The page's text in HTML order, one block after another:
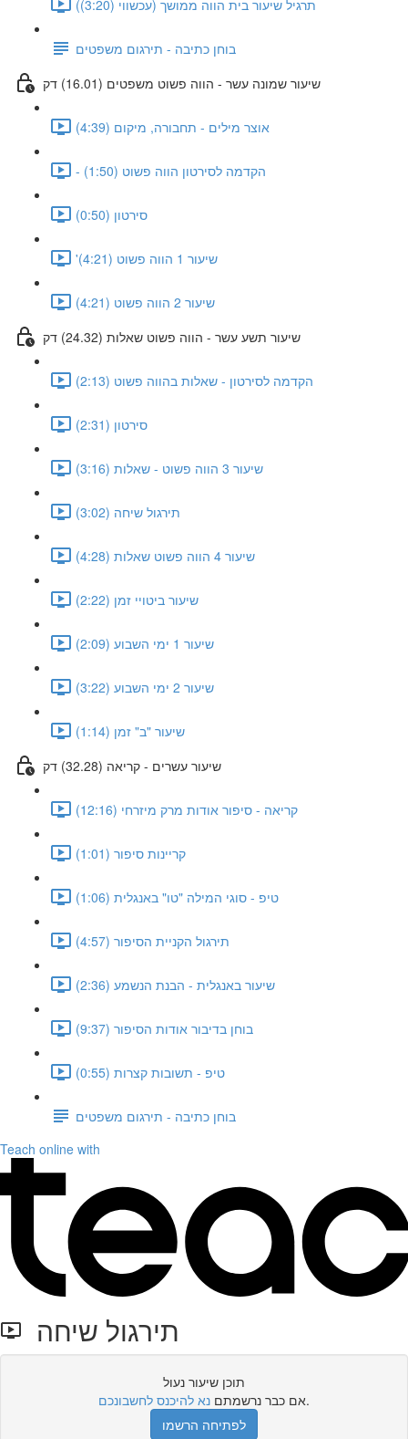
(תרגיל שיעור בית הווה ממושך (עכשווי (3:20)
בוחן כתיבה - תירגום משפטים
שיעור שמונה עשר - הווה פשוט משפטים (16.01) דק
אוצר מילים - תחבורה, מיקום (4:39)
- הקדמה לסירטון הווה פשוט (1:50)
סירטון (0:50)
'שיעור 1 הווה פשוט (4:21)
שיעור 2 הווה פשוט (4:21)
שיעור תשע עשר - הווה פשוט שאלות (24.32) דק
הקדמה לסירטון - שאלות בהווה פשוט (2:13)
סירטון (2:31)
שיעור 3 הווה פשוט - שאלות (3:16)
תירגול שיחה (3:02)
שיעור 4 הווה פשוט שאלות (4:28)
שיעור ביטויי זמן (2:22)
שיעור 1 ימי השבוע (2:09)
שיעור 2 ימי השבוע (3:22)
שיעור "ב" זמן (1:14)
שיעור עשרים - קריאה (32.28) דק
קריאה - סיפור אודות מרק מיזרחי (12:16)
קריינות סיפור (1:01)
טיפ - סוגי המילה "טו" באנגלית (1:06)
תירגול הקניית הסיפור (4:57)
שיעור באנגלית - הבנת הנשמע (2:36)
בוחן בדיבור אודות הסיפור (9:37)
טיפ - תשובות קצרות (0:55)
בוחן כתיבה - תירגום משפטים
Teach online with
תירגול שיחה
תוכן שיעור נעול
אם כבר נרשמתם נא להיכנס לחשבונכם
.
לפתיחה הרשמו